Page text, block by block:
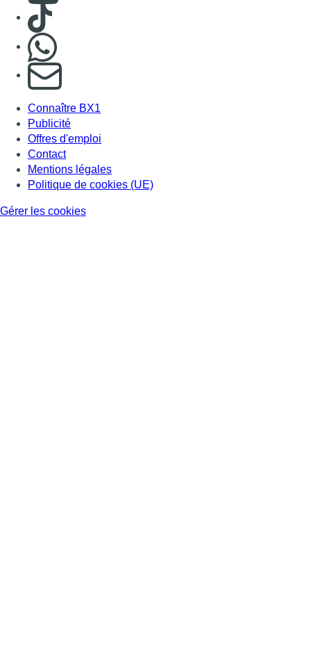
Consulter TikTok
S'abonner à notre newsletter
Connaître BX1
Publicité
Offres d'emploi
Contact
Mentions légales
Politique de cookies (UE)
Gérer les cookies